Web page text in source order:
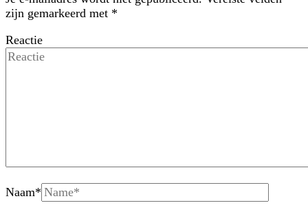
zijn gemarkeerd met *
Reactie
Naam*